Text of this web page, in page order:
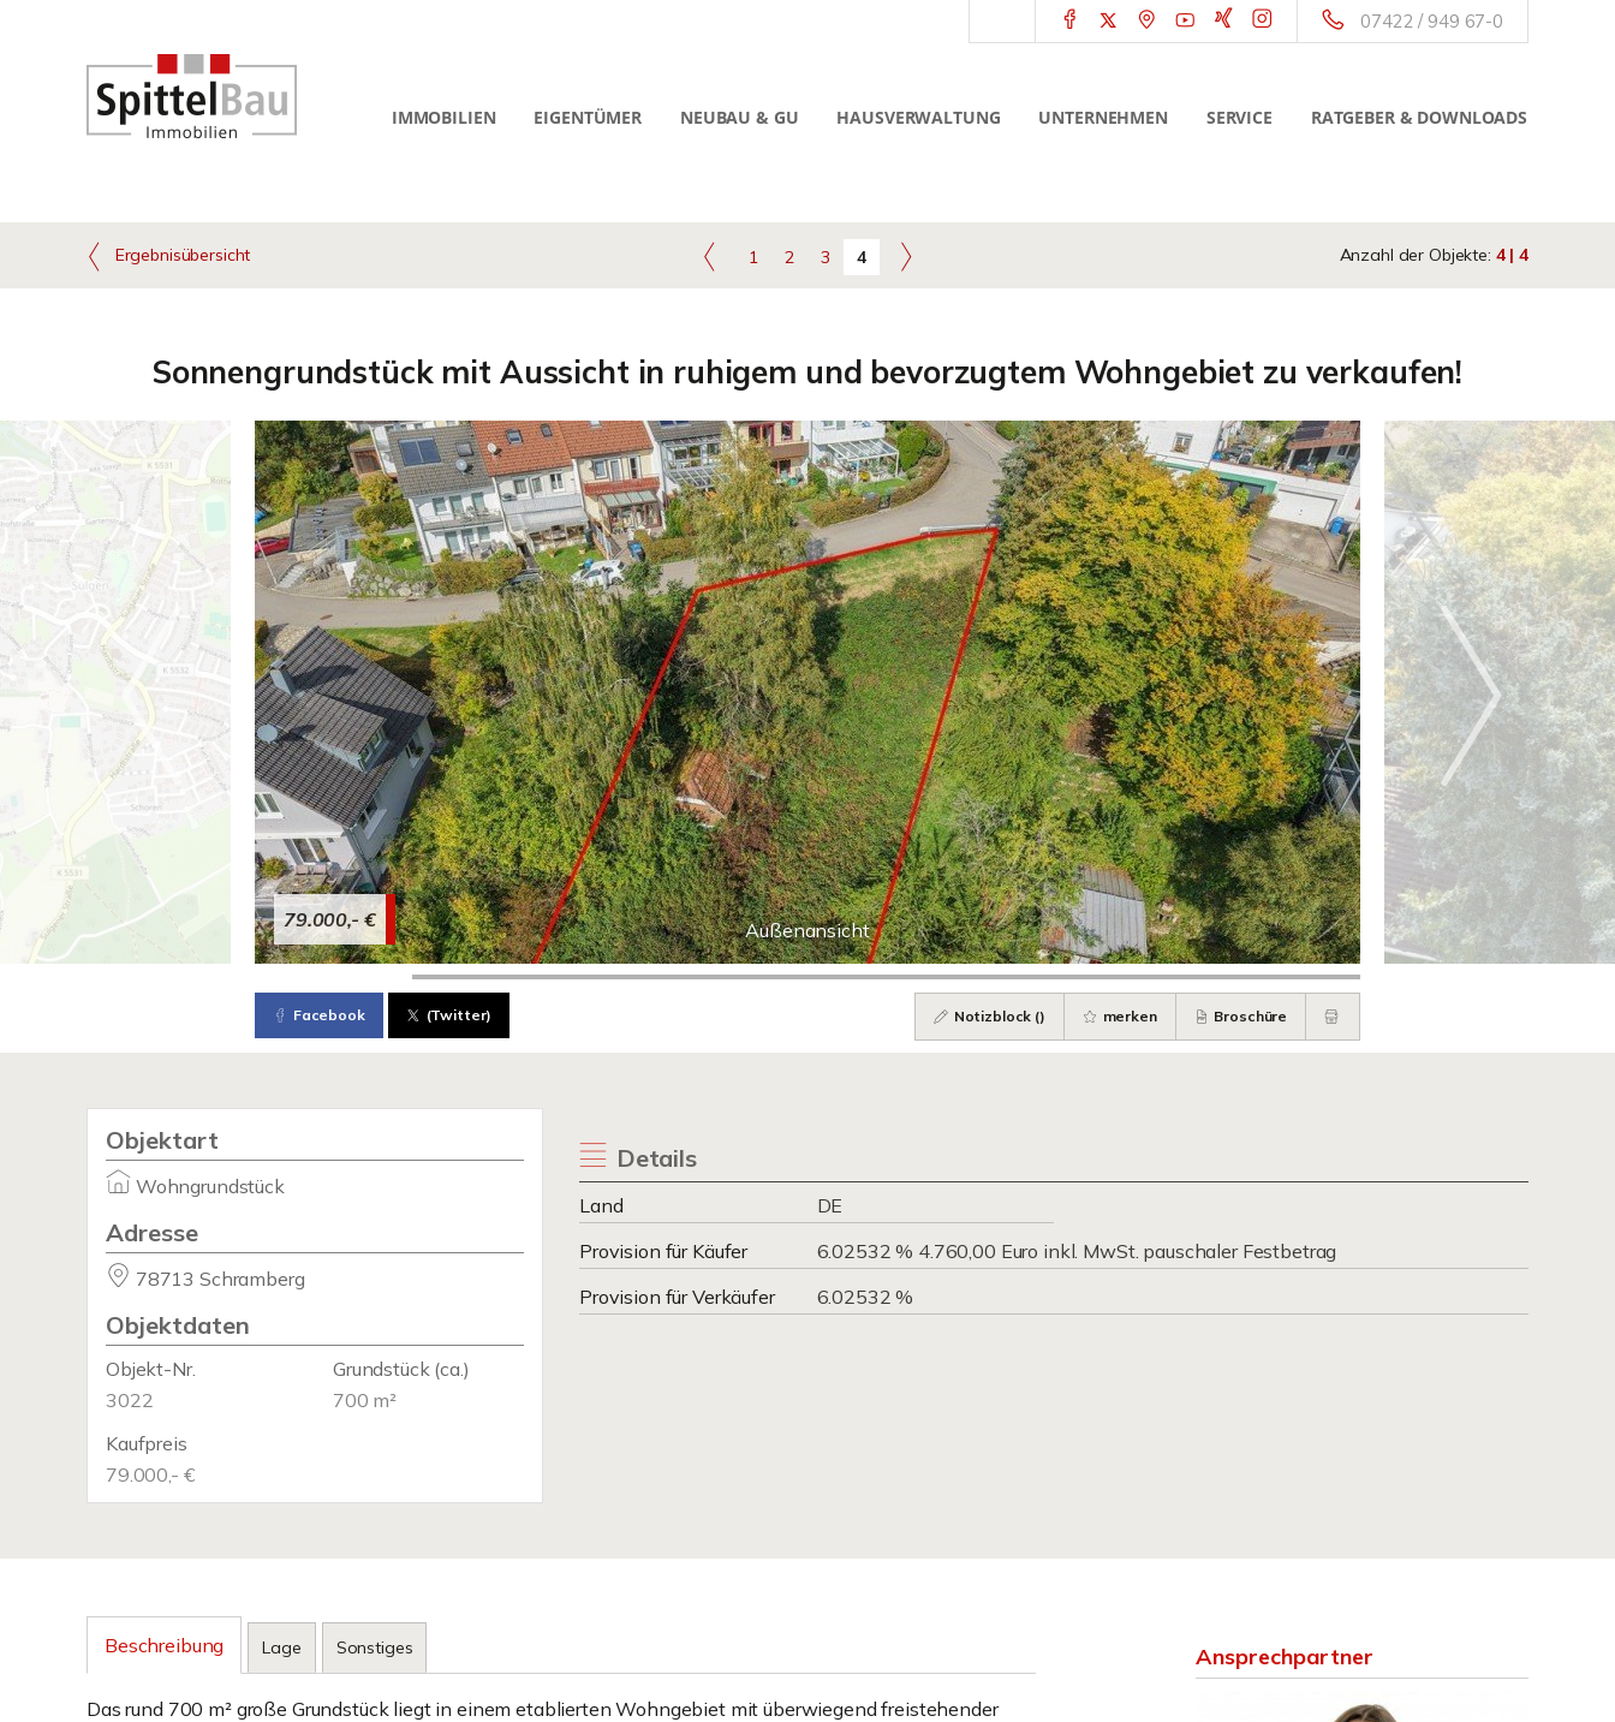
07422 / 949 67-0
IMMOBILIEN EIGENTÜMER NEUBAU & GU HAUSVERWALTUNG UNTERNEHMEN SERVICE RATGEBER & DOWNLOADS
Ergebnisübersicht 1 2 3 4 Anzahl der Objekte: 4 | 4
Sonnengrundstück mit Aussicht in ruhigem und bevorzugtem Wohngebiet zu verkaufen!
Außenansicht
79.000,- €
Facebook (Twitter) Notizblock () merken Broschüre
Objektart
Wohngrundstück
Adresse
78713 Schramberg
Objektdaten
Objekt-Nr.
3022
Grundstück(ca.)
700 m²
Kaufpreis
79.000,- €
Details
Land
DE
Provision für Käufer
6.02532 % 4.760,00 Euro inkl. MwSt. pauschaler Festbetrag
Provision für Verkäufer
6.02532 %
Beschreibung Lage Sonstiges
Das rund 700 m² große Grundstück liegt in einem etablierten Wohngebiet mit überwiegend freistehender
Ansprechpartner